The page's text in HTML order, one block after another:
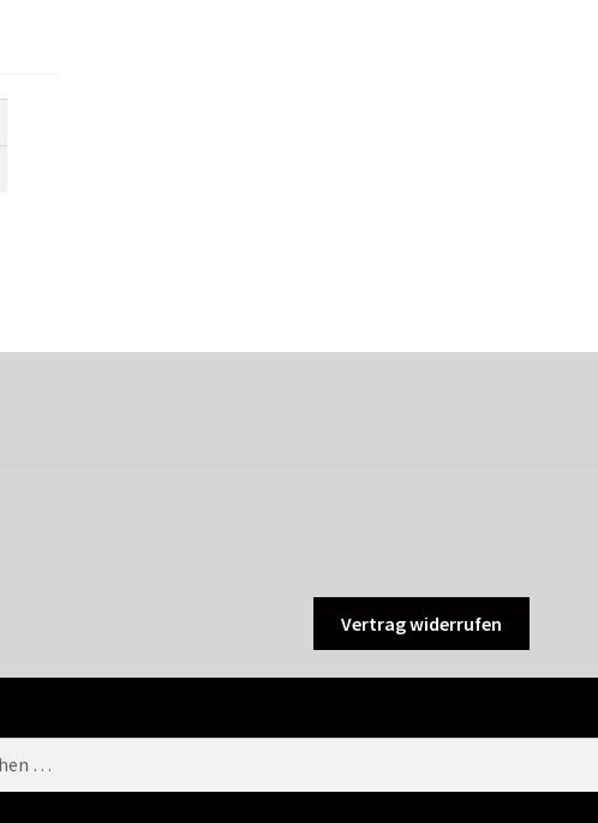
Vertrag widerrufen